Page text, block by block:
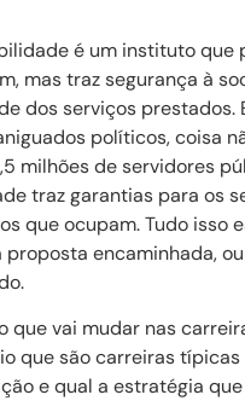
é um instituto que
mas traz segurança à
dos serviços prestados.
políticos, coisa
milhões de servidores
traz garantias para os
que ocupam. Tudo isso
encaminhada,
que vai mudar nas
que são carreiras
e qual a estratégia